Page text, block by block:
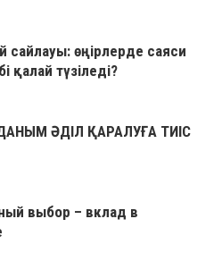
сайлауы: өңірлерде саяси
қалай түзіледі?
ӘДІЛ ҚАРАЛУҒА ТИІС
выбор – вклад в